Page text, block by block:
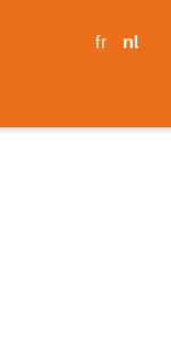
fr nl